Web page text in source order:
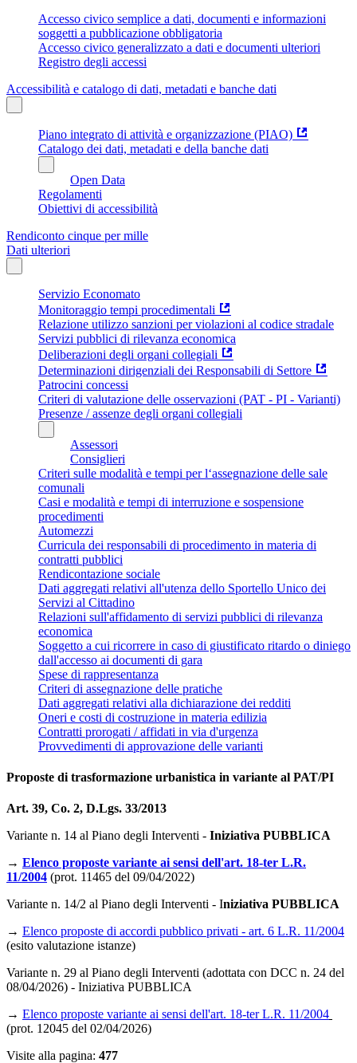
Accesso civico semplice a dati, documenti e informazioni
soggetti a pubblicazione obbligatoria
Accesso civico generalizzato a dati e documenti ulteriori
Registro degli accessi
Accessibilità e catalogo di dati, metadati e banche dati
Piano integrato di attività e organizzazione (PIAO)
Catalogo dei dati, metadati e della banche dati
Open Data
Regolamenti
Obiettivi di accessibilità
Rendiconto cinque per mille
Dati ulteriori
Servizio Economato
Monitoraggio tempi procedimentali
Relazione utilizzo sanzioni per violazioni al codice stradale
Servizi pubblici di rilevanza economica
Deliberazioni degli organi collegiali
Determinazioni dirigenziali dei Responsabili di Settore
Patrocini concessi
Criteri di valutazione delle osservazioni (PAT - PI - Varianti)
Presenze / assenze degli organi collegiali
Assessori
Consiglieri
Criteri sulle modalità e tempi per l‘assegnazione delle sale
comunali
Casi e modalità e tempi di interruzione e sospensione
procedimenti
Automezzi
Curricula dei responsabili di procedimento in materia di
contratti pubblici
Rendicontazione sociale
Dati aggregati relativi all'utenza dello Sportello Unico dei
Servizi al Cittadino
Relazioni sull'affidamento di servizi pubblici di rilevanza
economica
Soggetto a cui ricorrere in caso di giustificato ritardo o diniego
dall'accesso ai documenti di gara
Spese di rappresentanza
Criteri di assegnazione delle pratiche
Dati aggregati relativi alla dichiarazione dei redditi
Oneri e costi di costruzione in materia edilizia
Contratti prorogati / affidati in via d'urgenza
Provvedimenti di approvazione delle varianti
Proposte di trasformazione urbanistica in variante al PAT/PI
Art. 39, Co. 2, D.Lgs. 33/2013
Variante n. 14 al Piano degli Interventi - Iniziativa PUBBLICA
→ Elenco proposte variante ai sensi dell'art. 18-ter L.R.
11/2004 (prot. 11465 del 09/04/2022)
Variante n. 14/2 al Piano degli Interventi - Iniziativa PUBBLICA
→ Elenco proposte di accordi pubblico privati - art. 6 L.R. 11/2004
(esito valutazione istanze)
Variante n. 29 al Piano degli Interventi (adottata con DCC n. 24 del
08/04/2026) - Iniziativa PUBBLICA
→ Elenco proposte variante ai sensi dell'art. 18-ter L.R. 11/2004
(prot. 12045 del 02/04/2026)
Visite alla pagina: 477